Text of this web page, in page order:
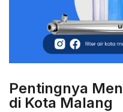
Pentingnya
di Kota Malang